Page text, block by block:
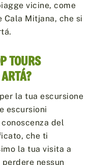
vicine, come
Cala Mitjana, che si
TOURS
per la tua escursione
escursioni
del
che ti
la tua visita a
nessun